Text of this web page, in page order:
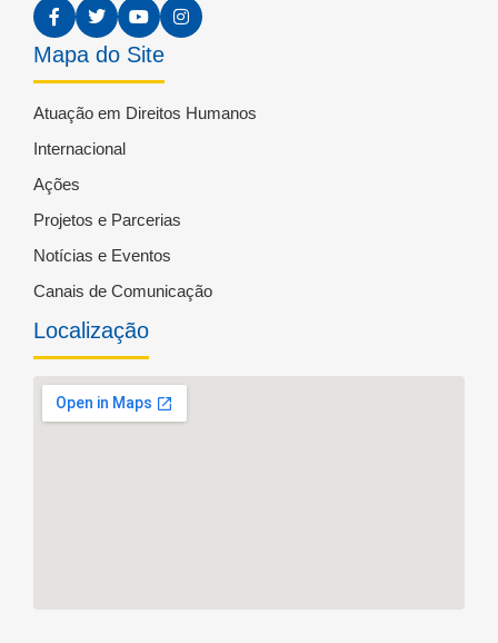
Mapa do Site
Atuação em Direitos Humanos
Internacional
Ações
Projetos e Parcerias
Notícias e Eventos
Canais de Comunicação
Localização